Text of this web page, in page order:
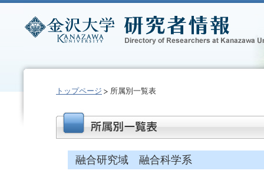
トップページ 所属別一覧表
融合研究域 融合科学系